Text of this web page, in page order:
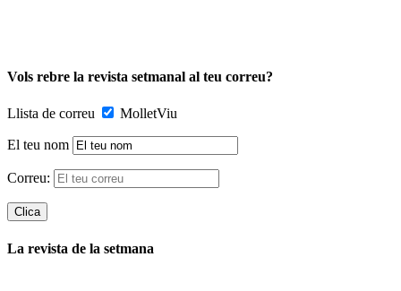
Vols rebre la revista setmanal al teu correu?
Llista de correu MolletViu
El teu nom
Correu:
La revista de la setmana